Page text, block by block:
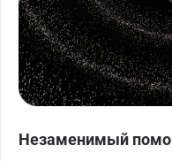
Незаменимый